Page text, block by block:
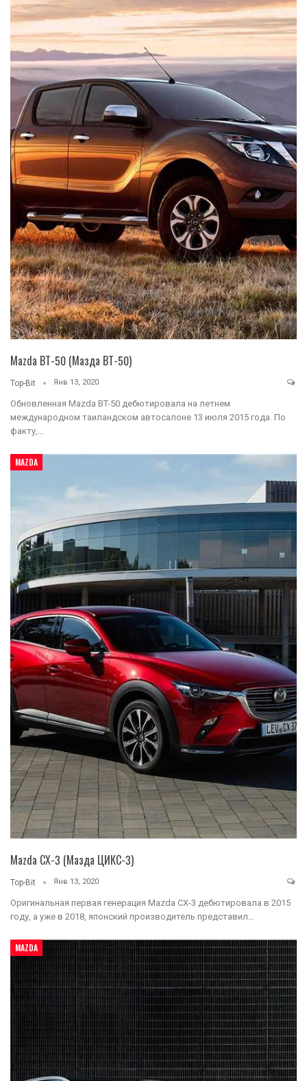
Mazda BT-50 (Мазда ВТ-50)
Top-Bit Янв 13, 2020
Обновленная Mazda BT-50 дебютировала на летнем
международном таиландском автосалоне 13 июля 2015 года. По
факту,…
MAZDA
Mazda CX-3 (Мазда ЦИКС-3)
Top-Bit Янв 13, 2020
Оригинальная первая генерация Mazda CX-3 дебютировала в 2015
году, а уже в 2018, японский производитель представил…
MAZDA